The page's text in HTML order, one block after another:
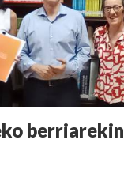
berriarekin